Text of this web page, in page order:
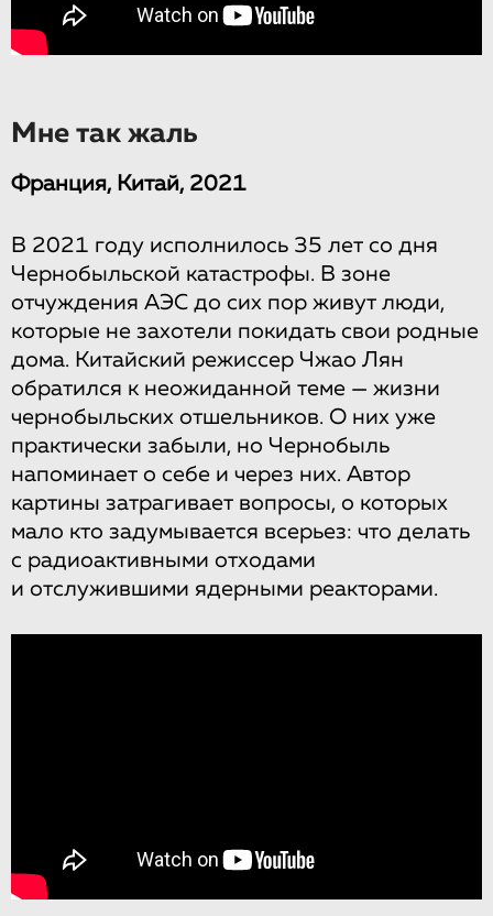
Мне так жаль
Франция, Китай, 2021
В 2021 году исполнилось 35 лет со дня
Чернобыльской катастрофы. В зоне
отчуждения АЭС до сих пор живут люди,
которые не захотели покидать свои родные
дома. Китайский режиссер Чжао Лян
обратился к неожиданной теме — жизни
чернобыльских отшельников. О них уже
практически забыли, но Чернобыль
напоминает о себе и через них. Автор
картины затрагивает вопросы, о которых
мало кто задумывается всерьез: что делать
с радиоактивными отходами
и отслужившими ядерными реакторами.